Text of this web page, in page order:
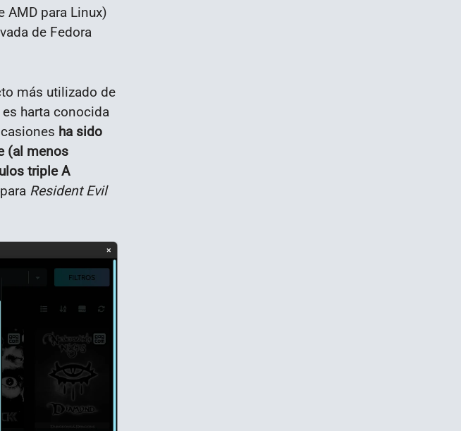
AMD para Linux)
de Fedora
más utilizado de
harta conocida
ha sido
(al menos
triple A
Resident Evil